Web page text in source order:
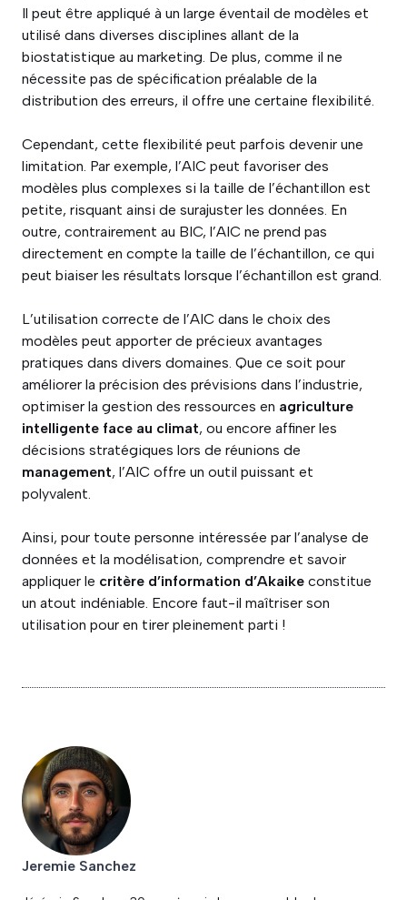
Il peut être appliqué à un large éventail de modèles et
utilisé dans diverses disciplines allant de la
biostatistique au marketing. De plus, comme il ne
nécessite pas de spécification préalable de la
distribution des erreurs, il offre une certaine flexibilité.
Cependant, cette flexibilité peut parfois devenir une
limitation. Par exemple, l’AIC peut favoriser des
modèles plus complexes si la taille de l’échantillon est
petite, risquant ainsi de surajuster les données. En
outre, contrairement au BIC, l’AIC ne prend pas
directement en compte la taille de l’échantillon, ce qui
peut biaiser les résultats lorsque l’échantillon est grand.
L’utilisation correcte de l’AIC dans le choix des
modèles peut apporter de précieux avantages
pratiques dans divers domaines. Que ce soit pour
améliorer la précision des prévisions dans l’industrie,
optimiser la gestion des ressources en agriculture
intelligente face au climat, ou encore affiner les
décisions stratégiques lors de réunions de
management, l’AIC offre un outil puissant et
polyvalent.
Ainsi, pour toute personne intéressée par l’analyse de
données et la modélisation, comprendre et savoir
appliquer le critère d’information d’Akaike constitue
un atout indéniable. Encore faut-il maîtriser son
utilisation pour en tirer pleinement parti !
Jeremie Sanchez